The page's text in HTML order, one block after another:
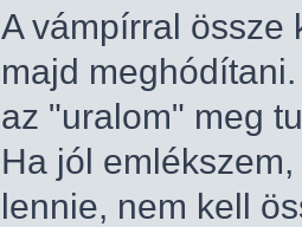
A vámpírral össze
majd
az "uralom" meg
Ha jól
lennie, nem kell